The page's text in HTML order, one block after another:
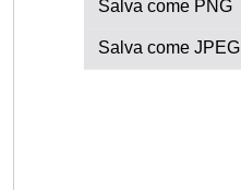
Salva come PNG
Salva come JPEG